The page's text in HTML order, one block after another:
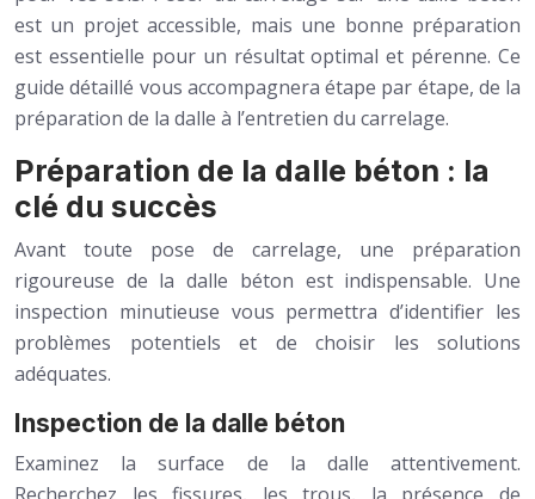
est un projet accessible, mais une bonne préparation
est essentielle pour un résultat optimal et pérenne. Ce
guide détaillé vous accompagnera étape par étape, de la
préparation de la dalle à l’entretien du carrelage.
Préparation de la dalle béton : la
clé du succès
Avant toute pose de carrelage, une préparation
rigoureuse de la dalle béton est indispensable. Une
inspection minutieuse vous permettra d’identifier les
problèmes potentiels et de choisir les solutions
adéquates.
Inspection de la dalle béton
Examinez la surface de la dalle attentivement.